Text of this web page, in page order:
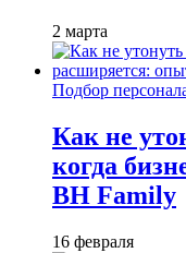
2 марта
Подбор
Как не
когда
BH Family
16 февраля